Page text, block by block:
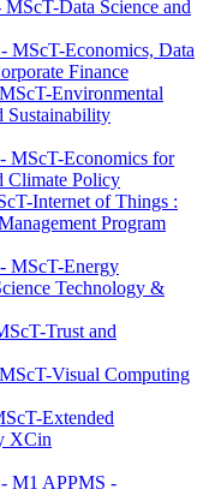
Data Science and
MScT-Economics, Data
Finance
Environmental
Sustainability
MScT-Economics for
Climate Policy
Internet of Things :
Program
MScT-Energy
Technology &
Trust and
Visual Computing
Extended
XCin
M1 APPMS -